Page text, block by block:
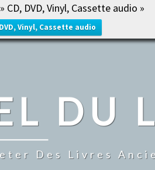
DVD, Vinyl, Cassette audio »
Vinyl, Cassette audio
ACCUEIL
DU
Des Livres